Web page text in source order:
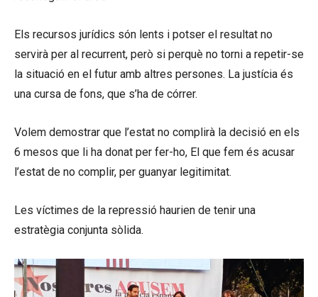
Els recursos jurídics són lents i potser el resultat no
servirà per al recurrent, però si perquè no torni a repetir-se
la situació en el futur amb altres persones. La justícia és
una cursa de fons, que s’ha de córrer.
Volem demostrar que l’estat no complirà la decisió en els
6 mesos que li ha donat per fer-ho, El que fem és acusar
l’estat de no complir, per guanyar legitimitat.
Les víctimes de la repressió haurien de tenir una
estratègia conjunta sòlida.